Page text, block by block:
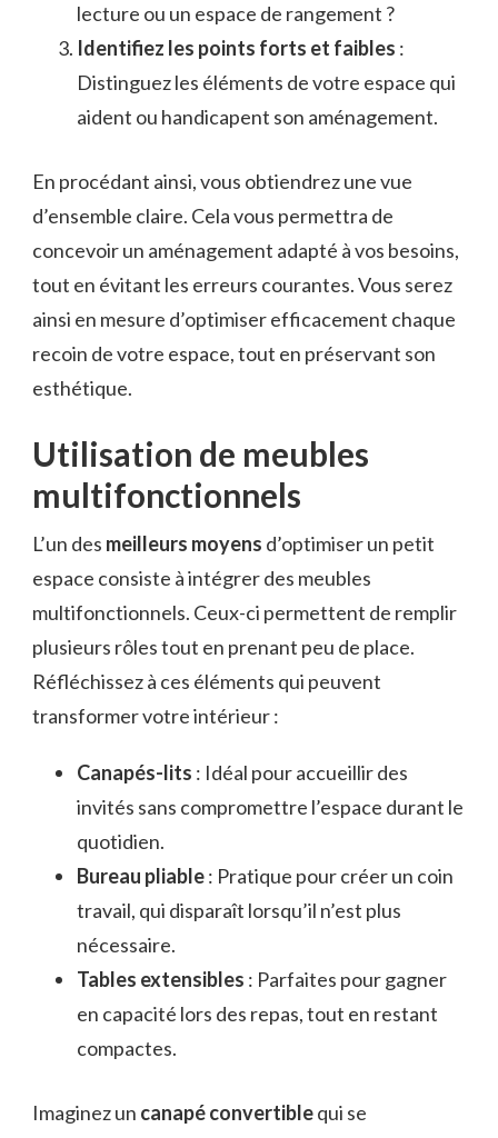
lecture ou un espace de rangement ?
Identifiez les points forts et faibles :
Distinguez les éléments de votre espace qui
aident ou handicapent son aménagement.
En procédant ainsi, vous obtiendrez une vue
d’ensemble claire. Cela vous permettra de
concevoir un aménagement adapté à vos besoins,
tout en évitant les erreurs courantes. Vous serez
ainsi en mesure d’optimiser efficacement chaque
recoin de votre espace, tout en préservant son
esthétique.
Utilisation de meubles
multifonctionnels
L’un des meilleurs moyens d’optimiser un petit
espace consiste à intégrer des meubles
multifonctionnels. Ceux-ci permettent de remplir
plusieurs rôles tout en prenant peu de place.
Réfléchissez à ces éléments qui peuvent
transformer votre intérieur :
Canapés-lits : Idéal pour accueillir des
invités sans compromettre l’espace durant le
quotidien.
Bureau pliable: Pratique pour créer un coin
travail, qui disparaît lorsqu’il n’est plus
nécessaire.
Tables extensibles : Parfaites pour gagner
en capacité lors des repas, tout en restant
compactes.
Imaginez un canapé convertiblequi se